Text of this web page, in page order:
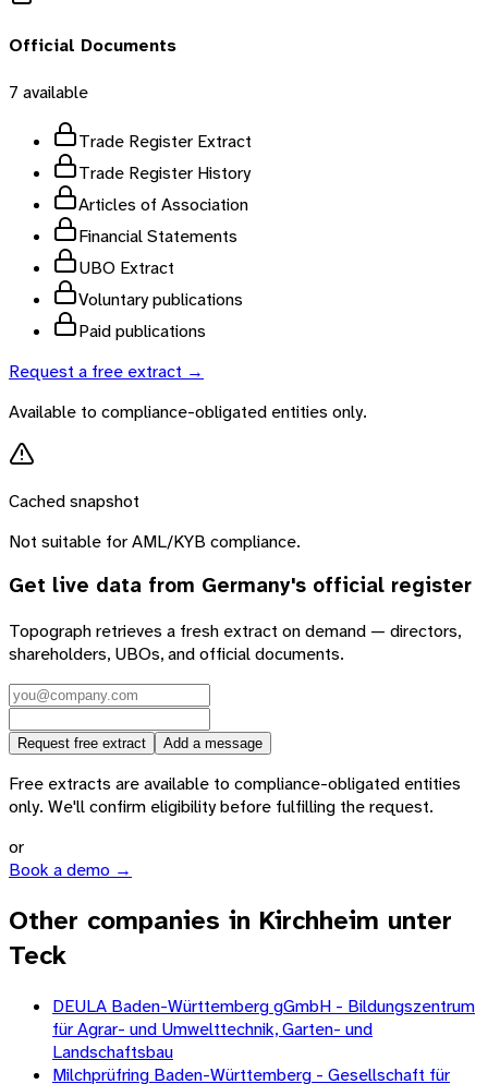
Official Documents
7 available
Trade Register Extract
Trade Register History
Articles of Association
Financial Statements
UBO Extract
Voluntary publications
Paid publications
Request a free extract →
Available to compliance-obligated entities only.
Cached snapshot
Not suitable for AML/KYB compliance.
Get live data from Germany's official register
Topograph retrieves a fresh extract on demand — directors,
shareholders, UBOs, and official documents.
Request free extract Add a message
Free extracts are available to compliance-obligated entities
only. We'll confirm eligibility before fulfilling the request.
or
Book a demo →
Other companies in Kirchheim unter
Teck
DEULA Baden-Württemberg gGmbH - Bildungszentrum
für Agrar- und Umwelttechnik, Garten- und
Landschaftsbau
Milchprüfring Baden-Württemberg - Gesellschaft für